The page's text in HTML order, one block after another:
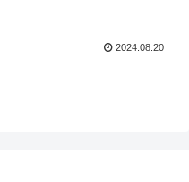
2024.08.20